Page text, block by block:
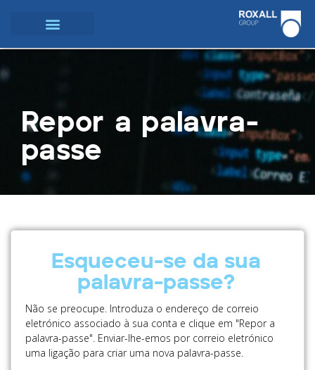
Repor a palavra-
passe
Esqueceu-se da sua
palavra-passe?
Não se preocupe. Introduza o endereço de correio
eletrónico associado à sua conta e clique em "Repor a
palavra-passe". Enviar-lhe-emos por correio eletrónico
uma ligação para criar uma nova palavra-passe.